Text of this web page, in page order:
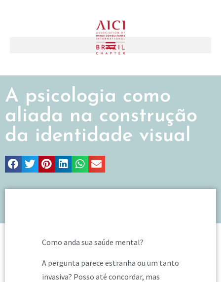
A psicologia como
aliada na construção
da identidade visual
Como anda sua saúde mental?
A pergunta parece estranha ou um tanto
invasiva? Posso até concordar, mas